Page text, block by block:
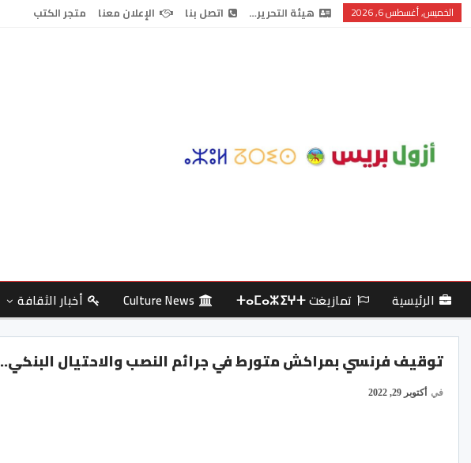
الخميس, أغسطس 6, 2026 هيئة التحرير… اتصل بنا الإعلان معنا متجر الكتب
الرئيسية تمازيغت ⵜⴰⵎⴰⵣⵉⵖⵜ Culture News أخبار الثقافة
توقيف فرنسي بمراكش متورط في جرائم النصب والاحتيال البنكي..
في أكتوبر 29, 2022